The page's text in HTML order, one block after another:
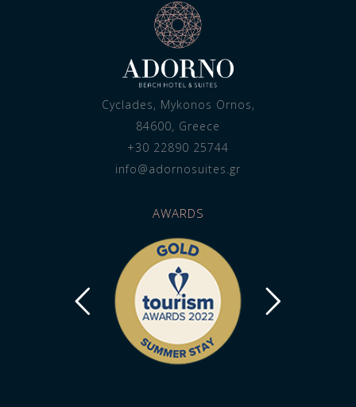
Cyclades, Mykonos Ornos,
84600, Greece
+30 22890 25744
info@adornosuites.gr
AWARDS